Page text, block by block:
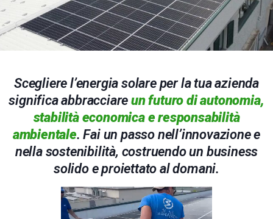
Scegliere l’energia solare per la tua azienda
significa abbracciareun futuro di autonomia,
stabilità economica e responsabilità
ambientale. Fai un passo nell’innovazione e
nella sostenibilità, costruendo un business
solido e proiettato al domani.